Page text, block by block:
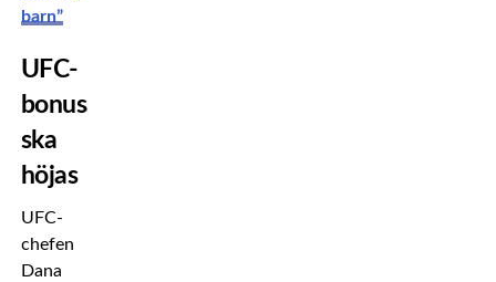
barn”
UFC-
bonusarna
ska
höjas
UFC-
chefen
Dana